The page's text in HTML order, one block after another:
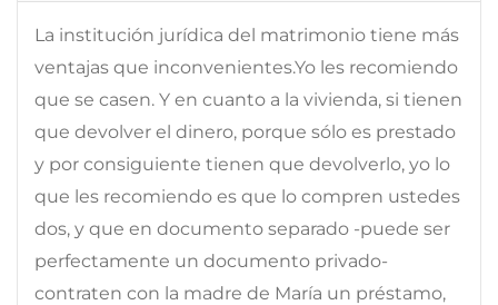
La institución jurídica del matrimonio tiene más
ventajas que inconvenientes.Yo les recomiendo
que se casen. Y en cuanto a la vivienda, si tienen
que devolver el dinero, porque sólo es prestado
y por consiguiente tienen que devolverlo, yo lo
que les recomiendo es que lo compren ustedes
dos, y que en documento separado -puede ser
perfectamente un documento privado-
contraten con la madre de María un préstamo,